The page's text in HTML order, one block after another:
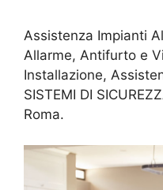
Assistenza Impianti
Allarme, Antifurto e
Installazione,
SISTEMI DI
Roma.